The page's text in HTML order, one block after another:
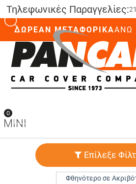
Τηλεφωνικές Παραγγελίες:
ΔΩΡΕΑΝ ΜΕΤΑΦΟΡΙΚΑΆΝΩ
0
MINI
Επίλεξε
Φθηνότερο σε